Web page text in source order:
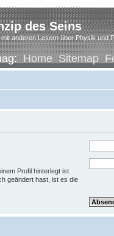
des Seins
anderen Lesern über Physik und
Home Sitemap
Profil hinterlegt ist.
geändert hast, ist es die